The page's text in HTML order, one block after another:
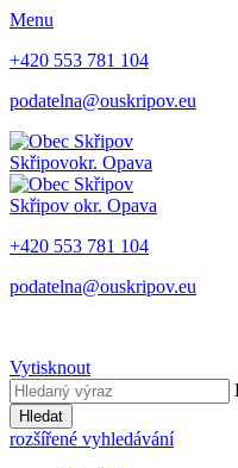
Menu
+420 553 781 104
podatelna@ouskripov.eu
Skřipovokr. Opava
Skřipov okr. Opava
+420 553 781 104
podatelna@ouskripov.eu
Vytisknout
Hledat
rozšířené vyhledávání